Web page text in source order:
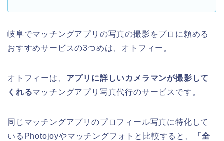
岐阜でマッチングアプリの写真の撮影をプロに頼める
おすすめサービスの3つめは、オトフィー。
オトフィーは、 アプリに詳しいカメラマンが撮影して
くれるマッチングアプリ写真代行のサービスです。
同じマッチングアプリのプロフィール写真に特化して
いるPhotojoyやマッチングフォトと比較すると、
「全